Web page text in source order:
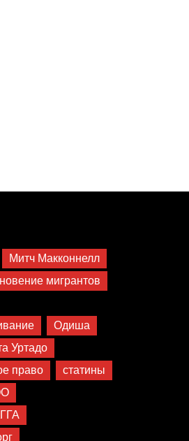
Митч Макконнелл
мигрантов
Одиша
Уртадо
право
статины